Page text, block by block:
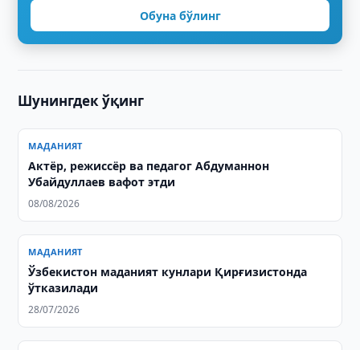
Обуна бўлинг
Шунингдек ўқинг
МАДАНИЯТ
Актёр, режиссёр ва педагог Абдуманнон
Убайдуллаев вафот этди
08/08/2026
МАДАНИЯТ
Ўзбекистон маданият кунлари Қирғизистонда
ўтказилади
28/07/2026